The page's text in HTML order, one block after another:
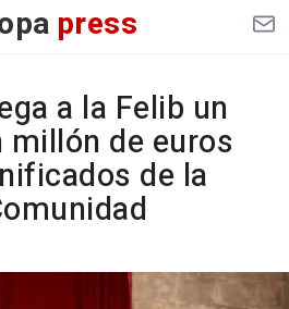
press
a la Felib un
millón de euros
de la